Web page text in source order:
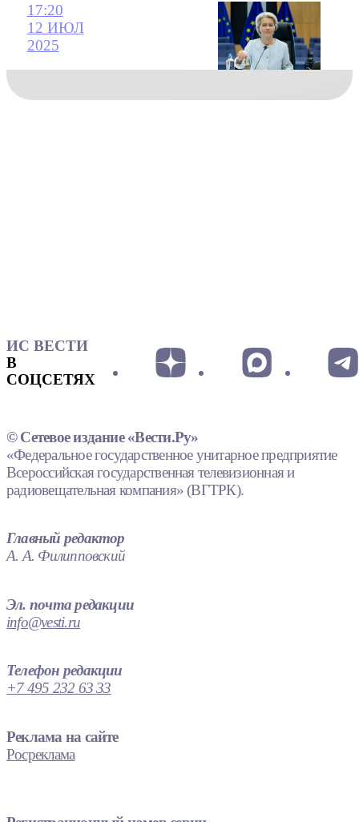
17:20
12 ИЮЛ
2025
ИС ВЕСТИ
В
СОЦСЕТЯХ
© Сетевое издание «Вести.Ру»
«Федеральное государственное унитарное предприятие
Всероссийская государственная телевизионная и
радиовещательная компания» (ВГТРК).
Главный редактор
А. А. Филипповский
Эл. почта редакции
info@vesti.ru
Телефон редакции
+7 495 232 63 33
Реклама на сайте
Росреклама